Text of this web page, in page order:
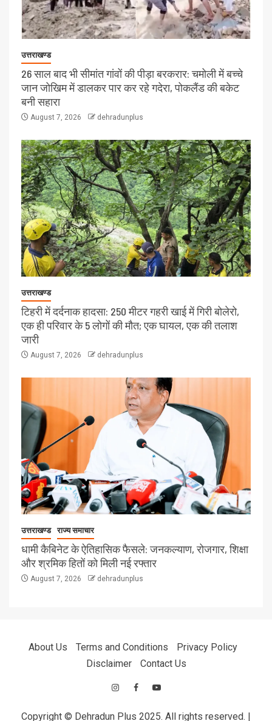
उत्तराखण्ड
26 साल बाद भी सीमांत गांवों की पीड़ा बरकरार: चमोली में बच्चे
जान जोखिम में डालकर पार कर रहे गदेरा, पोकलैंड की बकेट
बनी सहारा
August 7, 2026 dehradunplus
उत्तराखण्ड
टिहरी में दर्दनाक हादसा: 250 मीटर गहरी खाई में गिरी बोलेरो,
एक ही परिवार के 5 लोगों की मौत; एक घायल, एक की तलाश
जारी
August 7, 2026 dehradunplus
उत्तराखण्ड राज्य समाचार
धामी कैबिनेट के ऐतिहासिक फैसले: जनकल्याण, रोजगार, शिक्षा
और श्रमिक हितों को मिली नई रफ्तार
August 7, 2026 dehradunplus
About Us Terms and Conditions
Privacy Policy
Disclaimer
Contact Us
Copyright © Dehradun Plus 2025. All rights reserved. |